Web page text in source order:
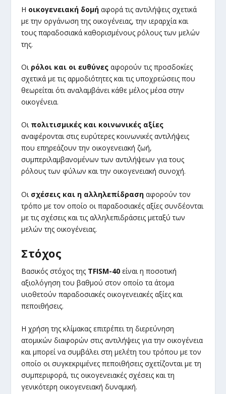
Η οικογενειακή δομή αφορά τις αντιλήψεις σχετικά
με την οργάνωση της οικογένειας, την ιεραρχία και
τους παραδοσιακά καθορισμένους ρόλους των μελών
της.
Οι ρόλοι και οι ευθύνες αφορούν τις προσδοκίες
σχετικά με τις αρμοδιότητες και τις υποχρεώσεις που
θεωρείται ότι αναλαμβάνει κάθε μέλος μέσα στην
οικογένεια.
Οι πολιτισμικές και κοινωνικές αξίες
αναφέρονται στις ευρύτερες κοινωνικές αντιλήψεις
που επηρεάζουν την οικογενειακή ζωή,
συμπεριλαμβανομένων των αντιλήψεων για τους
ρόλους των φύλων και την οικογενειακή συνοχή.
Οι σχέσεις και η αλληλεπίδραση αφορούν τον
τρόπο με τον οποίο οι παραδοσιακές αξίες συνδέονται
με τις σχέσεις και τις αλληλεπιδράσεις μεταξύ των
μελών της οικογένειας.
Στόχος
Βασικός στόχος της TFISM-40 είναι η ποσοτική
αξιολόγηση του βαθμού στον οποίο τα άτομα
υιοθετούν παραδοσιακές οικογενειακές αξίες και
πεποιθήσεις.
Η χρήση της κλίμακας επιτρέπει τη διερεύνηση
ατομικών διαφορών στις αντιλήψεις για την οικογένεια
και μπορεί να συμβάλει στη μελέτη του τρόπου με τον
οποίο οι συγκεκριμένες πεποιθήσεις σχετίζονται με τη
συμπεριφορά, τις οικογενειακές σχέσεις και τη
γενικότερη οικογενειακή δυναμική.